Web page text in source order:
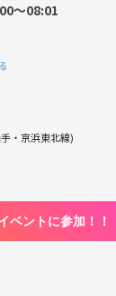
〜08:01
・京浜東北線)
ベントに参加！！